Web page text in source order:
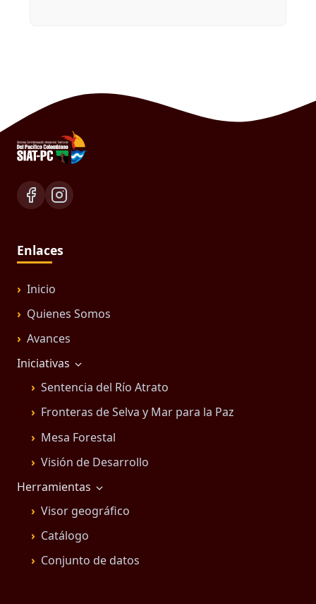
Enlaces
Inicio
Quienes Somos
Avances
Iniciativas
Sentencia del Río Atrato
Fronteras de Selva y Mar para la Paz
Mesa Forestal
Visión de Desarrollo
Herramientas
Visor geográfico
Catálogo
Conjunto de datos